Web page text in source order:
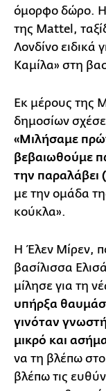
όμορφο δώρο. Η
της Mattel,
Λονδίνο ειδικά
Καμίλα» στη
Εκ μέρους της
δημοσίων
«Μιλήσαμε
βεβαιωθούμε
την παραλάβει
με την ομάδα
κούκλα».
Η Έλεν Μίρεν,
βασίλισσα
μίλησε για τη
υπήρξα
γινόταν
μικρό και
να τη βλέπω
βλέπω τις